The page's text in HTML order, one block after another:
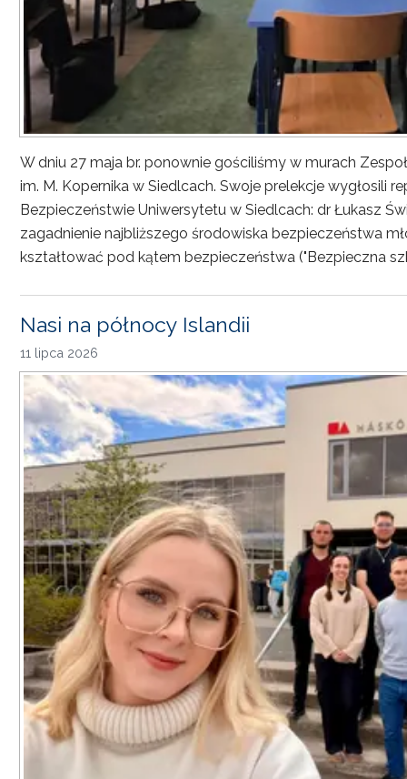
W dniu 27 maja br. ponownie gościliśmy w murach
im. M. Kopernika w Siedlcach. Swoje prelekcje wygłosili
Bezpieczeństwie Uniwersytetu w Siedlcach: dr Łukasz
zagadnienie najbliższego środowiska bezpieczeństwa
kształtować pod kątem bezpieczeństwa ("Bezpieczna
Nasi na północy Islandii
11 lipca 2026